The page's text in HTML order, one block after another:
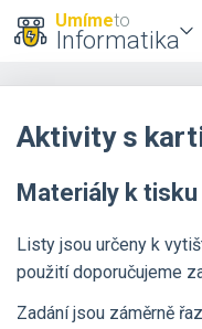
Umímeto
Informatika
Aktivity s
Materiály k tisku
Listy jsou určeny k
použití doporučujeme
Zadání jsou záměrně